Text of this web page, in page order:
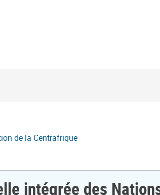
de la Centrafrique
intégrée des